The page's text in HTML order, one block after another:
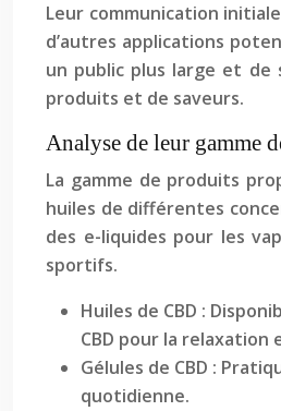
Leur communication
d’autres applications
un public plus large et de
produits et de saveurs.
Analyse de leur gamme
La gamme de produits
huiles de différentes
des e-liquides pour les
sportifs.
Huiles de CBD :
CBD pour la
Gélules de CBD :
quotidienne.